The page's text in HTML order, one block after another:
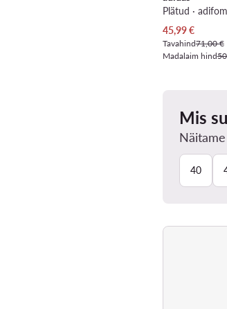
Praegune hind
45,99€
Tavahind71,00 €
Madalaim hind
Mis
40